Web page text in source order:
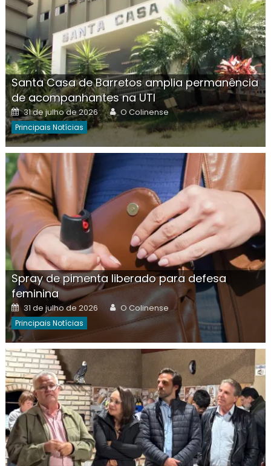
Santa Casa de Barretos amplia permanência
de acompanhantes na UTI
Posted
on
31 de julho de 2026 Author
O Colinense
Principais Notícias
Spray de pimenta liberado para defesa
feminina
Posted
on
31 de julho de 2026 Author
O Colinense
Principais Notícias